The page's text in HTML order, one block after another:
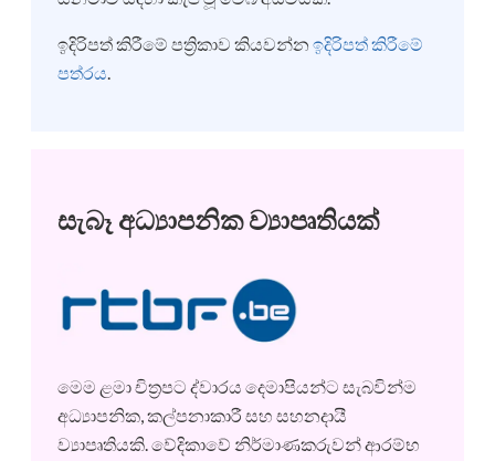
ඉදිරිපත් කිරීමේ පත්‍රිකාව කියවන්න ඉදිරිපත් කිරීමේ
පත්රය.
සැබෑ අධ්‍යාපනික ව්‍යාපෘතියක්
මෙම ළමා චිත්‍රපට ද්වාරය දෙමාපියන්ට සැබවින්ම
අධ්‍යාපනික, කල්පනාකාරී සහ සහනදායී
ව්‍යාපෘතියකි. වේදිකාවේ නිර්මාණකරුවන් ආරම්භ